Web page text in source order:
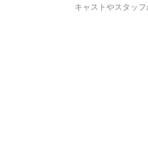
キャストやスタッ